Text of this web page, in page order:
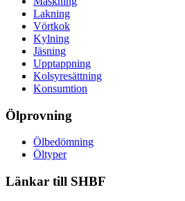
Lakning
Vörtkok
Kylning
Jäsning
Upptappning
Kolsyresättning
Konsumtion
Ölprovning
Ölbedömning
Öltyper
Länkar till SHBF